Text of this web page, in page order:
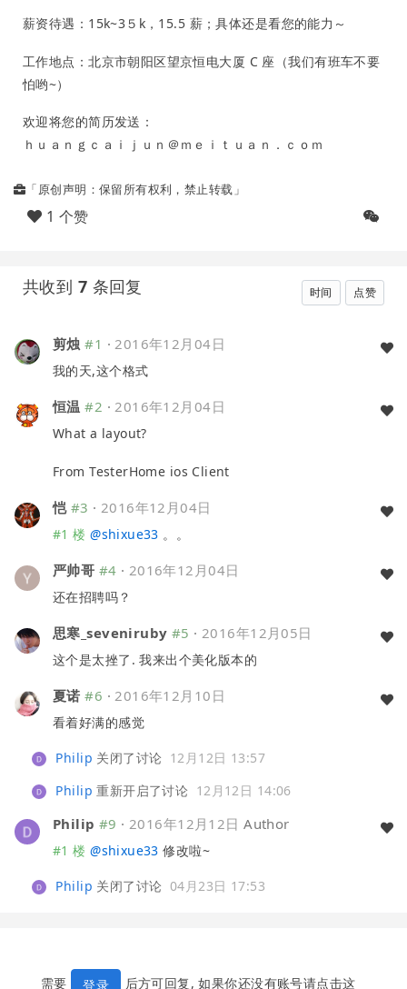
薪资待遇：15k~3５k，15.5 薪；具体还是看您的能力～
工作地点：北京市朝阳区望京恒电大厦 C 座（我们有班车不要
怕哟~）
欢迎将您的简历发送：
ｈｕａｎｇｃａｉｊｕｎ＠ｍｅｉｔｕａｎ．ｃｏｍ
「原创声明：保留所有权利，禁止转载」
1 个赞
共收到 7 条回复 时间 点赞
剪烛 #1 ·2016年12月04日
我的天,这个格式
恒温 #2 ·2016年12月04日
What a layout?
From TesterHome ios Client
恺 #3 · 2016年12月04日
#1 楼 @shixue33 。。
严帅哥 #4 · 2016年12月04日
还在招聘吗？
思寒_seveniruby #5 · 2016年12月05日
这个是太挫了. 我来出个美化版本的
夏诺 #6 ·2016年12月10日
看着好满的感觉
Philip 关闭了讨论 12月12日 13:57
Philip 重新开启了讨论 12月12日 14:06
Philip #9 ·2016年12月12日 Author
#1 楼 @shixue33 修改啦~
Philip 关闭了讨论 04月23日 17:53
需要 登录 后方可回复, 如果你还没有账号请点击这